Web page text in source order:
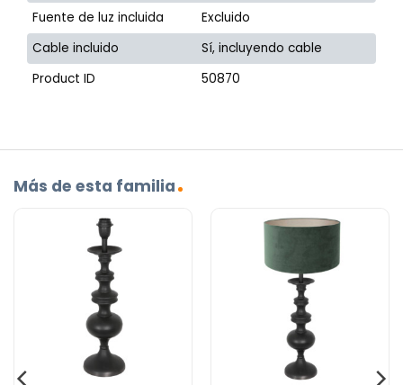
Fuente de luz incluida
Excluido
Cable incluido
Sí, incluyendo cable
Product ID
50870
Más de esta familia